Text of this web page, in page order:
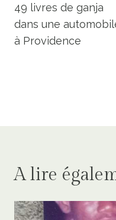
49 livres de ganja
dans une
à Providence
A lire